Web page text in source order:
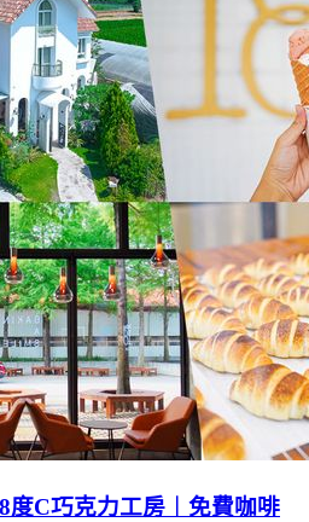
度C巧克力工房︱免費咖啡